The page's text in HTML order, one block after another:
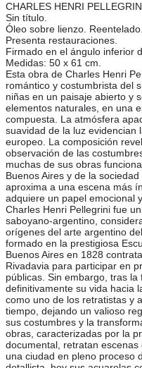
CHARLES HENRI
Sin título.
Óleo sobre lienzo. Reentelado.
Presenta restauraciones.
Firmado en el ángulo inferior
Medidas: 50 x 61 cm.
Esta obra de Charles Henri
romántico y costumbrista del
niñas en un paisaje abierto y
elementos naturales, en una
compuesta. La atmósfera
suavidad de la luz evidencian
europeo. La composición
observación de las
muchas de sus obras
Buenos Aires y de la
aproxima a una escena más
adquiere un papel emocional
Charles Henri Pellegrini fue
saboyano-argentino,
orígenes del arte argentino
formado en la prestigiosa
Buenos Aires en 1828
Rivadavia para participar en
públicas. Sin embargo, tras
definitivamente su vida hacia
como uno de los retratistas y
tiempo, dejando un valioso
sus costumbres y la
obras, caracterizadas por la
documental, retratan
una ciudad en pleno proceso